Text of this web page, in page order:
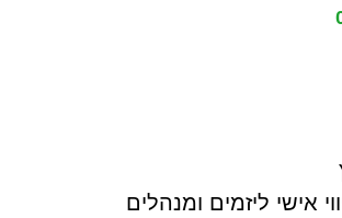
אישי ליזמים ומנהלים